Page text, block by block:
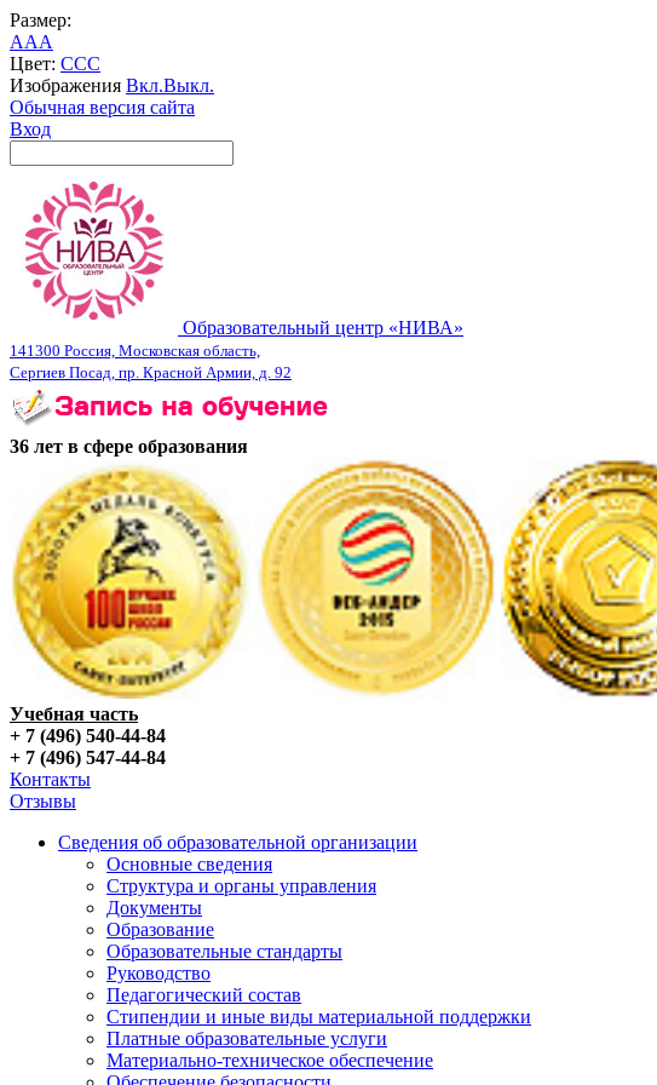
Размер:
AAA
Цвет: CCC
Изображения Вкл.Выкл.
Обычная версия сайта
Вход
Образовательный центр «НИВА»
141300 Россия, Московская область,
Сергиев Посад, пр. Красной Армии, д. 92
36 лет в сфере образования
Учебная часть
+ 7 (496) 540-44-84
+ 7 (496) 547-44-84
Контакты
Отзывы
Сведения об образовательной организации
Основные сведения
Структура и органы управления
Документы
Образование
Образовательные стандарты
Руководство
Педагогический состав
Стипендии и иные виды материальной поддержки
Платные образовательные услуги
Материально-техническое обеспечение